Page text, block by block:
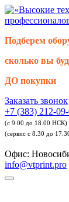
Подберем
сколько вы
ДО покупки
Заказать звонок
+7 (383) 212-09-
(с 9.00 до 18.00 НСК)
(сервис с 8.30 до
Офис:
info@vtprint.pro